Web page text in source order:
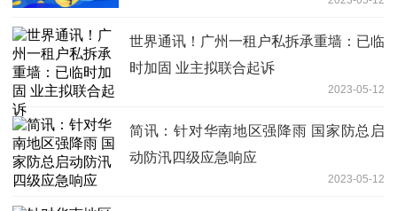
世界通讯！广州一租户私拆承重墙：已临
时加固 业主拟联合起诉
2023-05-12
简讯：针对华南地区强降雨 国家防总启
动防汛四级应急响应
2023-05-12